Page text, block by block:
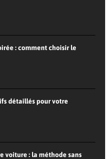
: comment choisir le
détaillés pour votre
voiture : la méthode sans